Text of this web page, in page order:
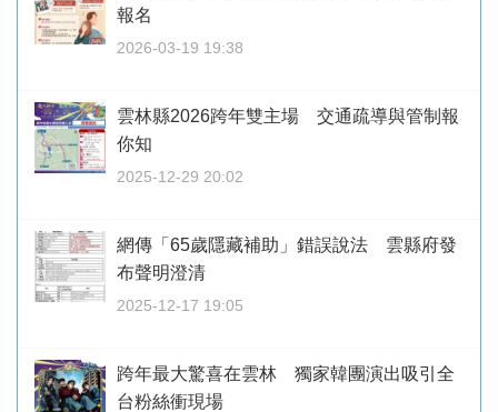
報名
2026-03-19 19:38
雲林縣2026跨年雙主場 交通疏導與管制報
你知
2025-12-29 20:02
網傳「65歲隱藏補助」錯誤說法 雲縣府發
布聲明澄清
2025-12-17 19:05
跨年最大驚喜在雲林 獨家韓團演出吸引全
台粉絲衝現場